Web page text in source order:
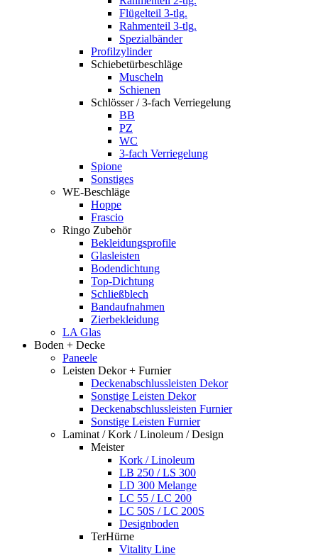
Flügelteil 3-tlg.
Rahmenteil 3-tlg.
Spezialbänder
Profilzylinder
Schiebetürbeschläge
Muscheln
Schienen
Schlösser / 3-fach Verriegelung
BB
PZ
WC
3-fach Verriegelung
Spione
Sonstiges
WE-Beschläge
Hoppe
Frascio
Ringo Zubehör
Bekleidungsprofile
Glasleisten
Bodendichtung
Top-Dichtung
Schließblech
Bandaufnahmen
Zierbekleidung
LA Glas
Boden + Decke
Paneele
Leisten Dekor + Furnier
Deckenabschlussleisten Dekor
Sonstige Leisten Dekor
Deckenabschlussleisten Furnier
Sonstige Leisten Furnier
Laminat / Kork / Linoleum / Design
Meister
Kork / Linoleum
LB 250 / LS 300
LD 300 Melange
LC 55 / LC 200
LC 50S / LC 200S
Designboden
TerHürne
Vitality Line